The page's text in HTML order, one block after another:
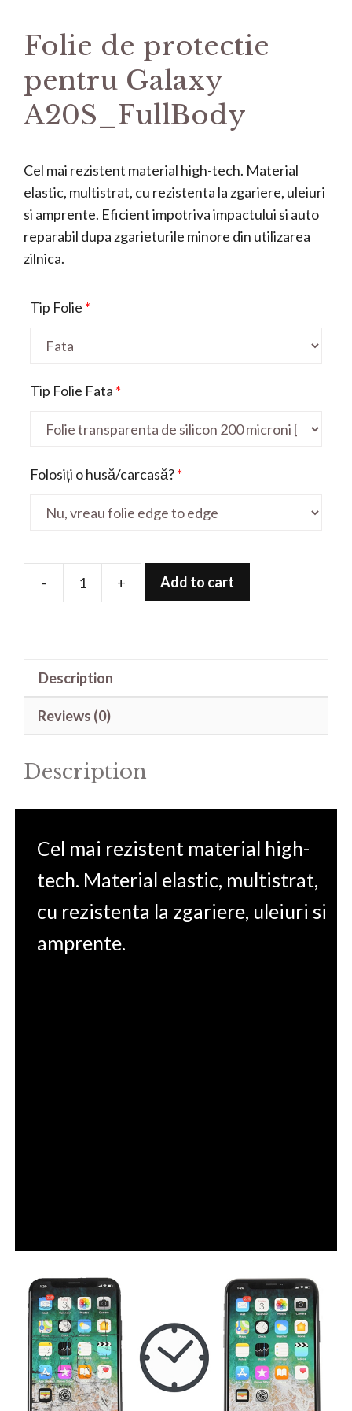
Folie de protectie
pentru Galaxy
A20S_FullBody
Cel mai rezistent material high-tech. Material
elastic, multistrat, cu rezistenta la zgariere, uleiuri
si amprente. Eficient impotriva impactului si auto
reparabil dupa zgarieturile minore din utilizarea
zilnica.
Tip Folie *
Tip Folie Fata *
Folosiți o husă/carcasă?*
-
Folie
+ Add to cart
Description
Reviews (0)
Description
Cel mai rezistent material high-
tech. Material elastic, multistrat,
cu rezistenta la zgariere, uleiuri si
amprente.